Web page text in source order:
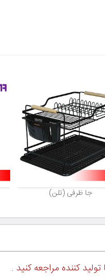
جا ظرفی (تلن)
کننده مراجعه کنید .